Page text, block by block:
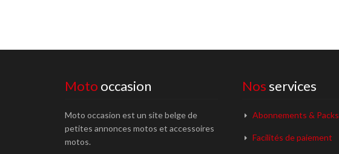
Moto occasion
Moto occasion est un site belge de
petites annonces motos et accessoires
motos.
Nos services
Abonnements & Packs
Facilités de paiement